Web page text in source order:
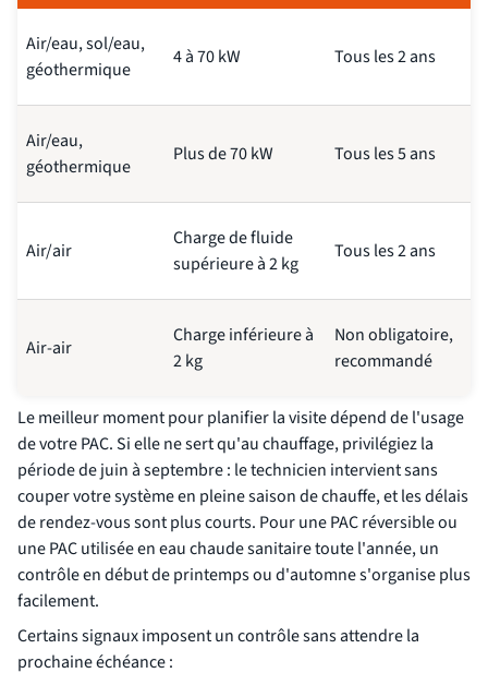
Air/eau, sol/eau,
géothermique
4 à 70 kW Tous les 2 ans
Air/eau,
géothermique
Plus de 70 kW Tous les 5 ans
Air/air
Charge de fluide
supérieure à 2 kg
Tous les 2 ans
Air-air
Charge inférieure à
2 kg
Non obligatoire,
recommandé
Le meilleur moment pour planifier la visite dépend de l'usage
de votre PAC. Si elle ne sert qu'au chauffage, privilégiez la
période de juin à septembre : le technicien intervient sans
couper votre système en pleine saison de chauffe, et les délais
de rendez-vous sont plus courts. Pour une PAC réversible ou
une PAC utilisée en eau chaude sanitaire toute l'année, un
contrôle en début de printemps ou d'automne s'organise plus
facilement.
Certains signaux imposent un contrôle sans attendre la
prochaine échéance :